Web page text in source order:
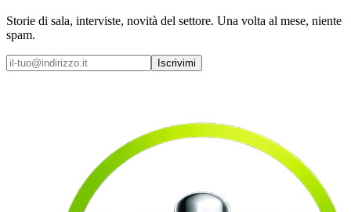
Storie di sala, interviste, novità del settore. Una volta al mese, niente
spam.
Iscrivimi